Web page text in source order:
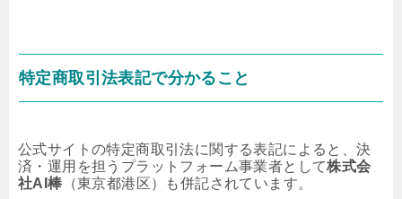
特定商取引法表記で分かること
公式サイトの特定商取引法に関する表記によると、決
済・運用を担うプラットフォーム事業者として株式会
社AI棒 （東京都港区）も併記されています。